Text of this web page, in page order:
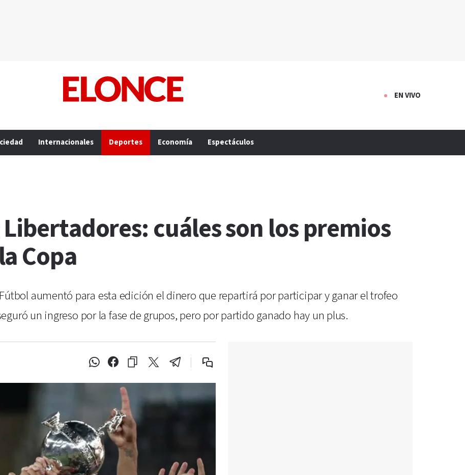
EN VIVO
Internacionales Deportes Economía Espectáculos
cuáles son los premios
Copa
aumentó para esta edición el dinero que repartirá por participar y ganar el trofeo
un ingreso por la fase de grupos, pero por partido ganado hay un plus.